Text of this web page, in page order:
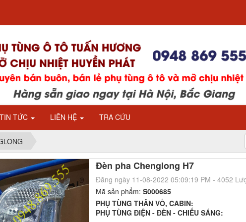
TIN TỨC LIÊN HỆ TRA CỨU
Đèn pha Chenglong H7
Đăng ngày 11-08-2022 05:09:19 PM - 4052
Mã sản phẩm: S000685
PHỤ TÙNG THÂN VỎ, CABIN:
PHỤ TÙNG ĐIỆN - ĐÈN - CHIẾU SÁNG: